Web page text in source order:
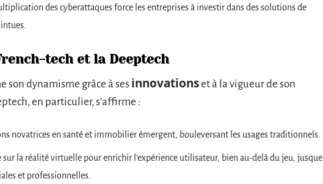
des cyberattaques force les entreprises à investir dans des solutions de
tech et la Deeptech
son dynamisme grâce à ses innovationset à la vigueur de son
en particulier, s’affirme :
novatrices en santé et immobilier émergent, bouleversant les usages traditionnels.
sur la réalité virtuelle pour enrichir l’expérience utilisateur, bien au-delà du jeu, jusque
et professionnelles.